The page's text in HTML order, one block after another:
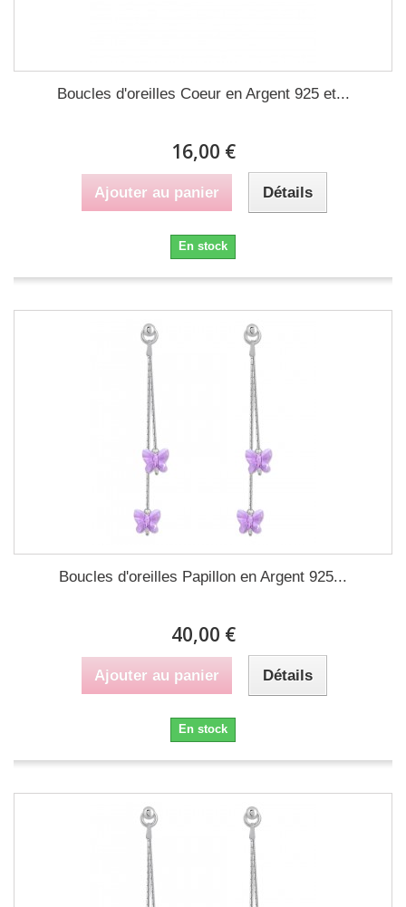
Boucles d'oreilles Coeur en Argent 925 et...
16,00 €
Ajouter au panier Détails
En stock
Boucles d'oreilles Papillon en Argent 925...
40,00 €
Ajouter au panier Détails
En stock